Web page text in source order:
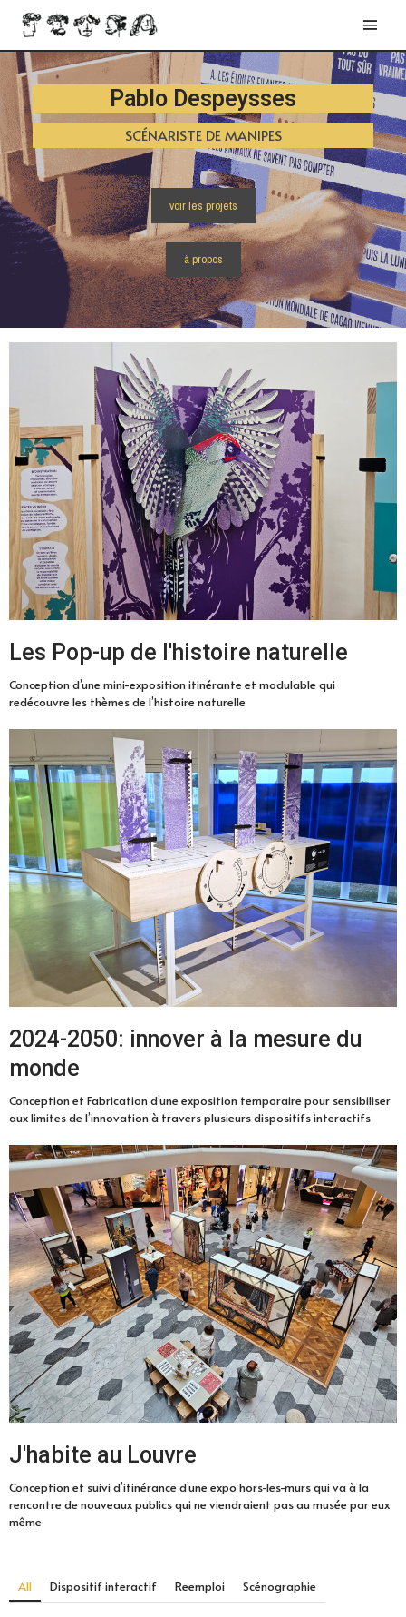
Pablo Despeysses
VALORISTE
voir les projets
à propos
Les Pop-up de l'histoire naturelle
Conception d’une mini-exposition itinérante et modulable qui
redécouvre les thèmes de l’histoire naturelle
2024-2050: innover à la mesure du
monde
Conception et Fabrication d’une exposition temporaire pour sensibiliser
aux limites de l’innovation à travers plusieurs dispositifs interactifs
J'habite au Louvre
Conception et suivi d’itinérance d’une expo hors-les-murs qui va à la
rencontre de nouveaux publics qui ne viendraient pas au musée par eux
même
All Dispositif interactif Reemploi Scénographie